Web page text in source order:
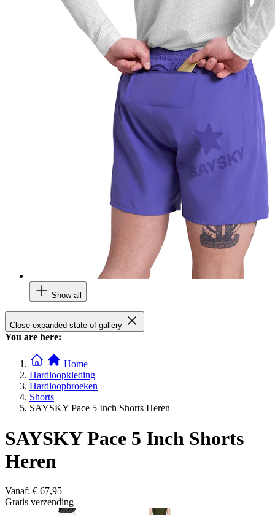
Show all
Close expanded state of gallery
You are here:
Home
Hardloopkleding
Hardloopbroeken
Shorts
SAYSKY Pace 5 Inch Shorts Heren
SAYSKY Pace 5 Inch Shorts
Heren
Vanaf: € 67,95
Gratis verzending